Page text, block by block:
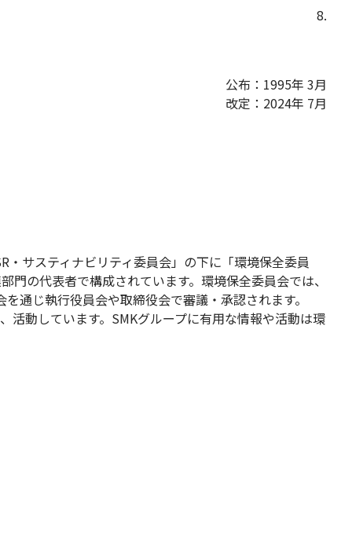
8.
公布：1995年 3月
改定：2024年 7月
サスティナビリティ委員会」の下に「環境保全委員
の代表者で構成されています。環境保全委員会では、
通じ執行役員会や取締役会で審議・承認されます。
活動しています。SMKグループに有用な情報や活動は環